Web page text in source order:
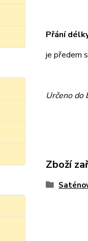
Přání
je předem
Určeno do
Zboží